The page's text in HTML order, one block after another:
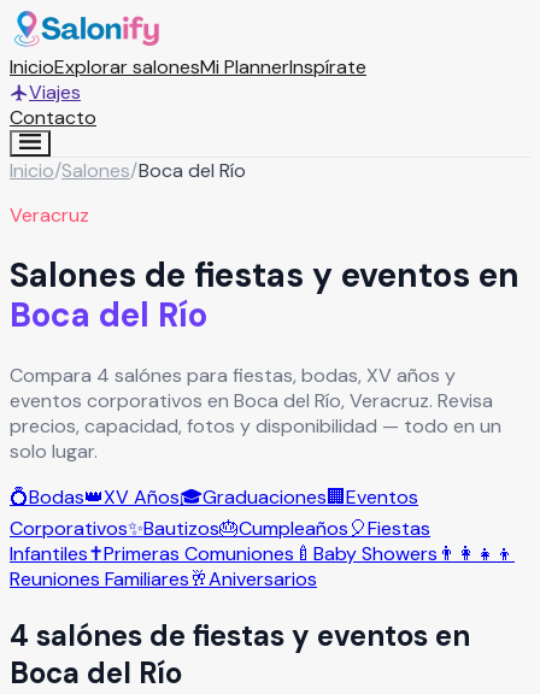
InicioExplorar salonesMi PlannerInspírate
Viajes
Contacto
Inicio/Salones/Boca del Río
Veracruz
Salones de fiestas y eventos en
Boca del Río
Compara 4 salónes para fiestas, bodas, XV años y
eventos corporativos en Boca del Río, Veracruz. Revisa
precios, capacidad, fotos y disponibilidad — todo en un
solo lugar.
💍Bodas👑XV Años🎓Graduaciones🏢Eventos
Corporativos✨Bautizos🎂Cumpleaños🎈Fiestas
Infantiles✝️Primeras Comuniones 🍼 Baby Showers 👨‍👩‍👧‍👦
Reuniones Familiares🥂Aniversarios
4 salónes de fiestas y eventos en
Boca del Río